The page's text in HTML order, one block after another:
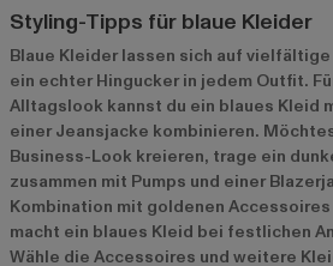
Styling-Tipps für blaue Kleider
Blaue Kleider lassen sich auf
ein echter Hingucker in jedem Outfit.
Alltagslook kannst du ein blaues Kleid
einer Jeansjacke kombinieren.
Business-Look kreieren, trage ein
zusammen mit Pumps und einer
Kombination mit goldenen
macht ein blaues Kleid bei festlichen
Wähle die Accessoires und weitere